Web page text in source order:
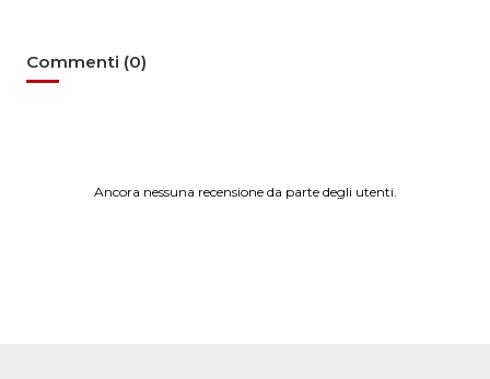
Commenti (0)
Ancora nessuna recensione da parte degli utenti.